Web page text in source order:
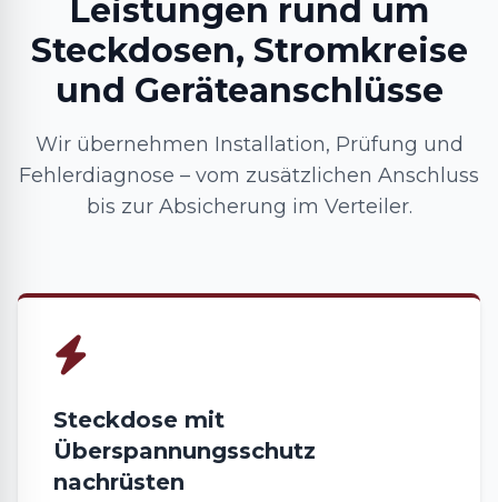
Leistungen rund um
Steckdosen, Stromkreise
und Geräteanschlüsse
Wir übernehmen Installation, Prüfung und
Fehlerdiagnose – vom zusätzlichen Anschluss
bis zur Absicherung im Verteiler.
Steckdose mit
Überspannungsschutz
nachrüsten